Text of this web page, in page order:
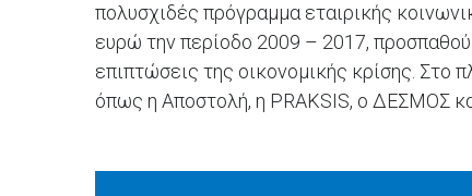
πολυσχιδές πρόγραμμα εταιρικής
ευρώ την περίοδο 2009 – 2017,
επιπτώσεις της οικονομικής κρίσης.
όπως η Αποστολή, η PRAKSIS, ο ΔΕΣΜΟΣ